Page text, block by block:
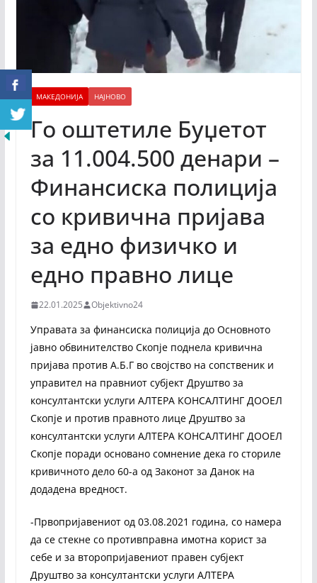
МАКЕДОНИЈА НАЈНОВО
Го оштетиле Буџетот
за 11.004.500 денари –
Финансиска полиција
со кривична пријава
за едно физичко и
едно правно лице
22.01.2025 Objektivno24
Управата за финансиска полиција до Oсновното
јавно обвинителство Скопје поднела кривична
пријава против А.Б.Г во својство на сопственик и
управител на правниот субјект Друштво за
консултантски услуги АЛТЕРА КОНСАЛТИНГ ДООЕЛ
Скопје и против правното лице Друштво за
консултантски услуги АЛТЕРА КОНСАЛТИНГ ДООЕЛ
Скопје поради основано сомнение дека го сториле
кривичното дело 60-а од Законот за Данок на
додадена вредност.
-Првопријавениот од 03.08.2021 година, со намера
да се стекне со противправна имотна корист за
себе и за второпријавениот правен субјект
Друштво за консултантски услуги АЛТЕРА